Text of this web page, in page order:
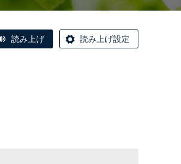
読み上げ 読み上げ設定